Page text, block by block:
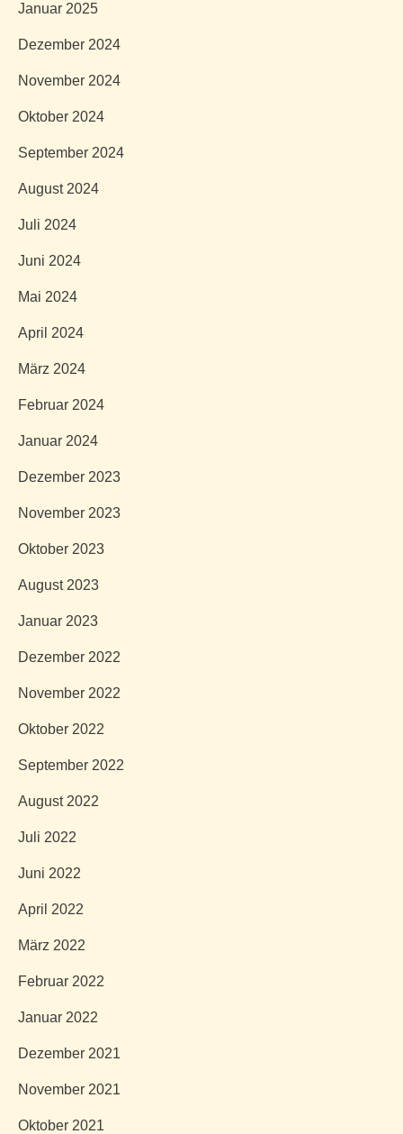
Januar 2025
Dezember 2024
November 2024
Oktober 2024
September 2024
August 2024
Juli 2024
Juni 2024
Mai 2024
April 2024
März 2024
Februar 2024
Januar 2024
Dezember 2023
November 2023
Oktober 2023
August 2023
Januar 2023
Dezember 2022
November 2022
Oktober 2022
September 2022
August 2022
Juli 2022
Juni 2022
April 2022
März 2022
Februar 2022
Januar 2022
Dezember 2021
November 2021
Oktober 2021